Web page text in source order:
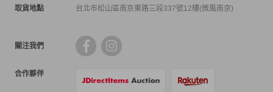
取貨地點 台北市松山區南京東路三段337號12樓(微風南京)
關注我們
合作夥伴